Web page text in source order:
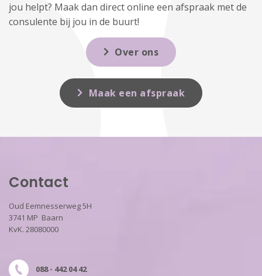
jou helpt? Maak dan direct online een afspraak met de
consulente bij jou in de buurt!
Over ons
Maak een afspraak
Contact
Oud Eemnesserweg 5H
3741 MP Baarn
KvK. 28080000
088 - 442 04 42